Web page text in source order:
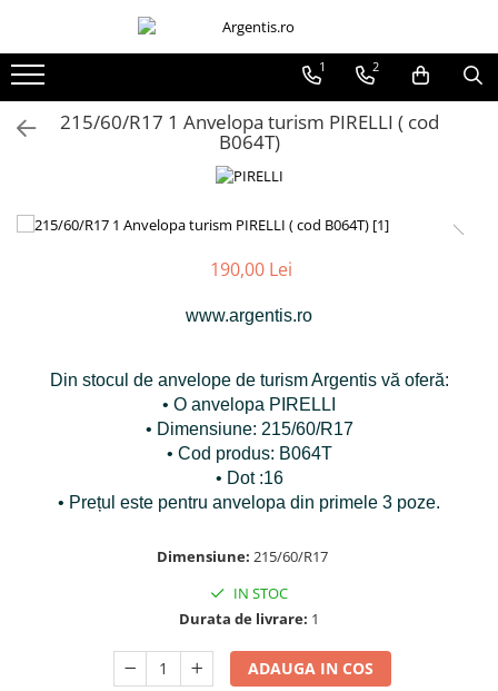
1 2
215/60/R17 1 Anvelopa turism PIRELLI ( cod
B064T)
190,00 Lei
www.argentis.ro
Din stocul de anvelope de turism Argentis vă oferă:
• O anvelopa PIRELLI
• Dimensiune: 215/60/R17
• Cod produs: B064T
• Dot :16
• Prețul este pentru anvelopa din primele 3 poze.
Dimensiune: 215/60/R17
IN STOC
Durata de livrare: 1
ADAUGA IN COS